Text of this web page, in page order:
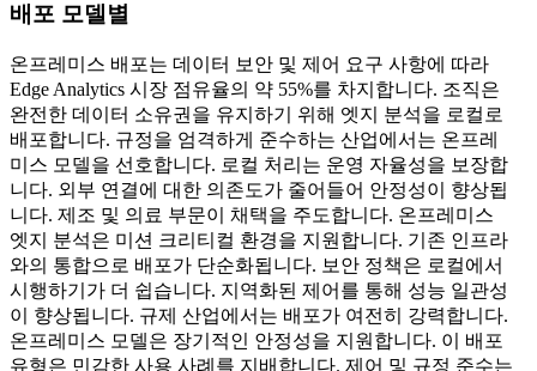
배포 모델별
온프레미스 배포는 데이터 보안 및 제어 요구 사항에 따라
Edge Analytics 시장 점유율의 약 55%를 차지합니다. 조직은
완전한 데이터 소유권을 유지하기 위해 엣지 분석을 로컬로
배포합니다. 규정을 엄격하게 준수하는 산업에서는 온프레
미스 모델을 선호합니다. 로컬 처리는 운영 자율성을 보장합
니다. 외부 연결에 대한 의존도가 줄어들어 안정성이 향상됩
니다. 제조 및 의료 부문이 채택을 주도합니다. 온프레미스
엣지 분석은 미션 크리티컬 환경을 지원합니다. 기존 인프라
와의 통합으로 배포가 단순화됩니다. 보안 정책은 로컬에서
시행하기가 더 쉽습니다. 지역화된 제어를 통해 성능 일관성
이 향상됩니다. 규제 산업에서는 배포가 여전히 강력합니다.
온프레미스 모델은 장기적인 안정성을 지원합니다. 이 배포
유형은 민감한 사용 사례를 지배합니다. 제어 및 규정 준수는